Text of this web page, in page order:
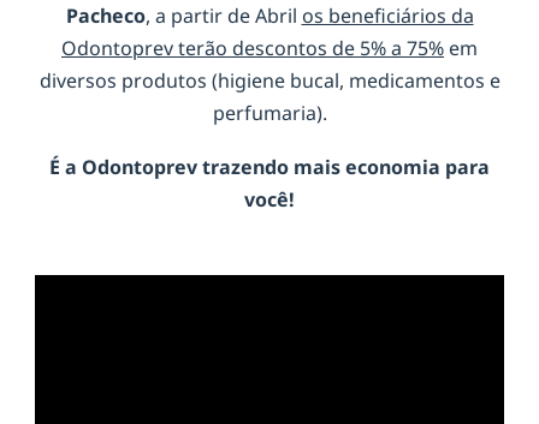
Pacheco, a partir de Abril os beneficiários da
Odontoprev terão descontos de 5% a 75% em
diversos produtos (higiene bucal, medicamentos e
perfumaria).
É a Odontoprevtrazendo mais economia para
você!